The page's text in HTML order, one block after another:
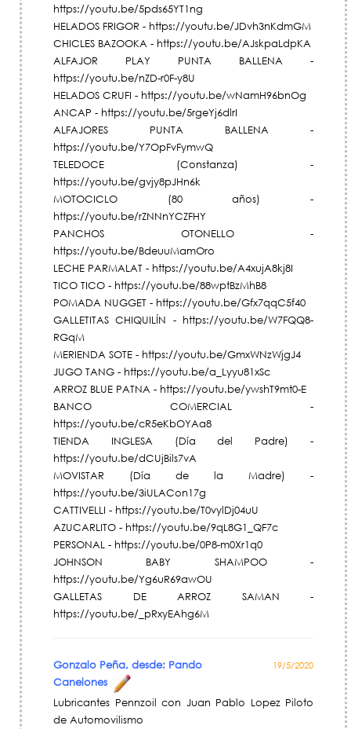
https://youtu.be/5pds65YT1ng
HELADOS FRIGOR - https://youtu.be/JDvh3nKdmGM
CHICLES BAZOOKA - https://youtu.be/AJskpaLdpKA
ALFAJOR PLAY PUNTA BALLENA -
https://youtu.be/nZD-r0F-y8U
HELADOS CRUFI - https://youtu.be/wNamH96bnOg
ANCAP - https://youtu.be/5rgeYj6dlrI
ALFAJORES PUNTA BALLENA -
https://youtu.be/Y7OpFvFymwQ
TELEDOCE (Constanza) -
https://youtu.be/gvjy8pJHn6k
MOTOCICLO (80 años) -
https://youtu.be/rZNNnYCZFHY
PANCHOS OTONELLO -
https://youtu.be/BdeuuMamOro
LECHE PARMALAT - https://youtu.be/A4xujA8kj8I
TICO TICO - https://youtu.be/88wptBzMhB8
POMADA NUGGET - https://youtu.be/Gfx7qqC5f40
GALLETITAS CHIQUILÍN - https://youtu.be/W7FQQ8-
RGqM
MERIENDA SOTE - https://youtu.be/GmxWNzWjgJ4
JUGO TANG - https://youtu.be/a_Lyyu81xSc
ARROZ BLUE PATNA - https://youtu.be/ywshT9mt0-E
BANCO COMERCIAL -
https://youtu.be/cR5eKbOYAa8
TIENDA INGLESA (Día del Padre) -
https://youtu.be/dCUjBils7vA
MOVISTAR (Día de la Madre) -
https://youtu.be/3iULACon17g
CATTIVELLI - https://youtu.be/T0vylDj04uU
AZUCARLITO - https://youtu.be/9qL8G1_QF7c
PERSONAL - https://youtu.be/0P8-m0Xr1q0
JOHNSON BABY SHAMPOO -
https://youtu.be/Yg6uR69awOU
GALLETAS DE ARROZ SAMAN -
https://youtu.be/_pRxyEAhg6M
Gonzalo Peña, desde: Pando
Canelones
19/5/2020
Lubricantes Pennzoil con Juan Pablo Lopez Piloto
de Automovilismo